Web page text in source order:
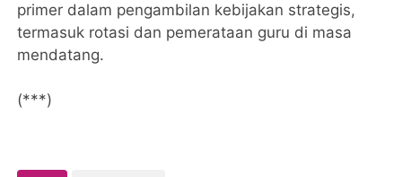
primer dalam pengambilan kebijakan strategis,
termasuk rotasi dan pemerataan guru di masa
mendatang.
(***)